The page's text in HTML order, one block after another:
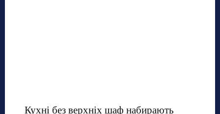
Кухні без верхніх шаф набирають